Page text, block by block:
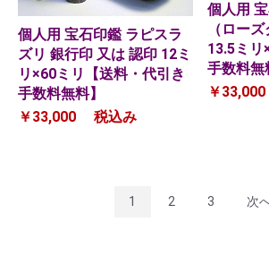
個人用 宝石印鑑 ラピスラ
ズリ 銀行印 又は 認印 12ミ
リ×60ミリ【送料・代引き
手数料無料】
￥33,000
税込み
個人用
（ロー
13.5ミリ
手数料無
￥33,000
1 2 3 次